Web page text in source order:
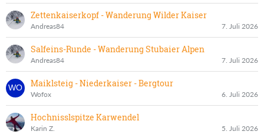
Zettenkaiserkopf - Wanderung Wilder Kaiser
Andreas84 7. Juli 2026
Salfeins-Runde - Wanderung Stubaier Alpen
Andreas84 7. Juli 2026
Maiklsteig - Niederkaiser - Bergtour
Wofox 6. Juli 2026
Hochnisslspitze Karwendel
Karin Z. 5. Juli 2026